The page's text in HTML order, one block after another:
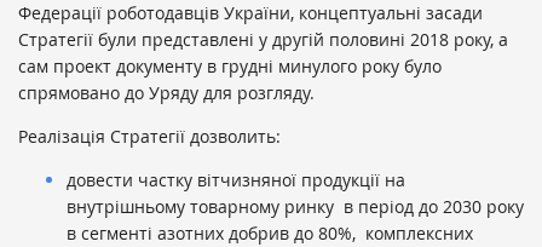
Федерації роботодавців України, концептуальні засади
Стратегії були представлені у другій половині 2018 року, а
сам проект документу в грудні минулого року було
спрямовано до Уряду для розгляду.
Реалізація Стратегії дозволить:
довести частку вітчизняної продукції на
внутрішньому товарному ринку в період до 2030 року
в сегменті азотних добрив до 80%, комплексних